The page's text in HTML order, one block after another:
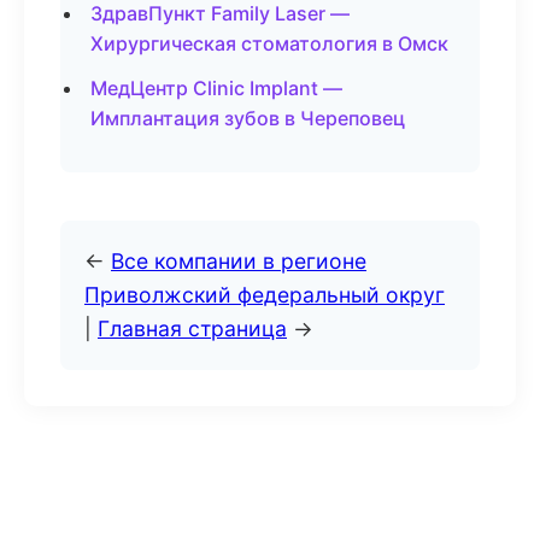
ЗдравПункт Family Laser —
Хирургическая стоматология в Омск
МедЦентр Clinic Implant —
Имплантация зубов в Череповец
← Все компании в регионе
Приволжский федеральный округ
Главная страница →